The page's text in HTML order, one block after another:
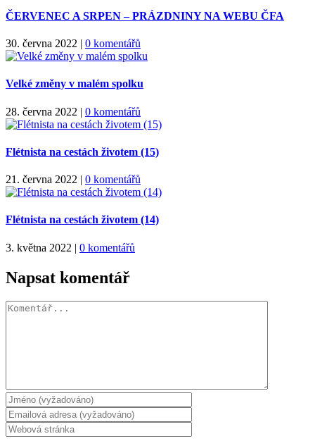
ČERVENEC A SRPEN – PRÁZDNINY NA WEBU ČFA
30. června 2022 | 0 komentářů
Velké změny v malém spolku
28. června 2022 | 0 komentářů
Flétnista na cestách životem (15)
21. června 2022 | 0 komentářů
Flétnista na cestách životem (14)
3. května 2022 | 0 komentářů
Napsat komentář
Komentář